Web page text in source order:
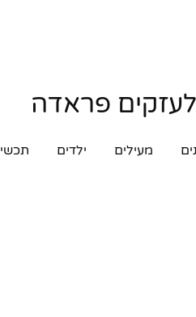
פראדה
מעילים ילדים